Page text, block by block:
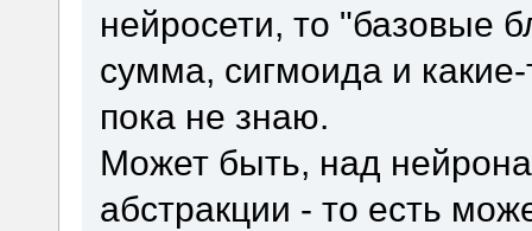
нейросети, то "базовые
сумма, сигмоида и
пока не знаю.
Может быть, над
абстракции - то есть